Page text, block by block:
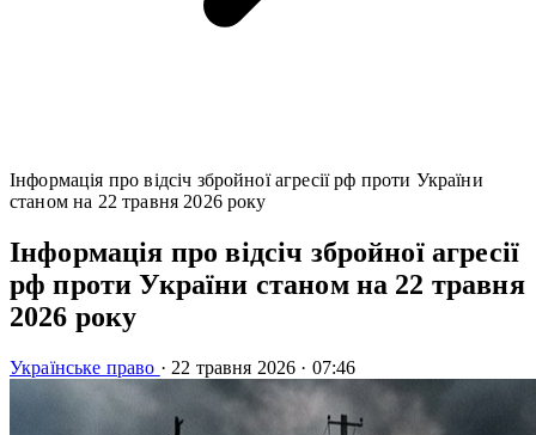
Інформація про відсіч збройної агресії рф проти України
станом на 22 травня 2026 року
Інформація про відсіч збройної агресії
рф проти України станом на 22 травня
2026 року
Українське право · 22 травня 2026 · 07:46